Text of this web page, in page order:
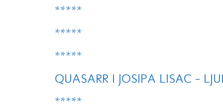
*****
*****
*****
QUASARR I JOSIPA LISAC -
*****